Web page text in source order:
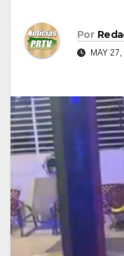
Por
MAY 27,